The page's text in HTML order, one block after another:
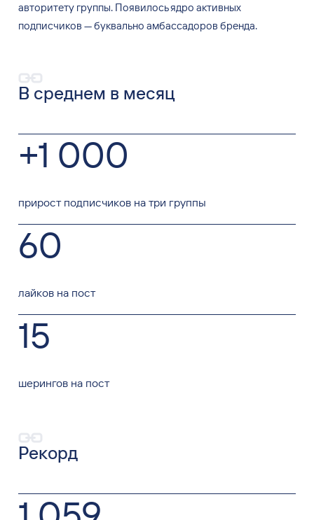
авторитету группы. Появилось ядро активных
подписчиков — буквально амбассадоров бренда.
В среднем в месяц
+1 000
прирост подписчиков на три группы
60
лайков на пост
15
шерингов на пост
Рекорд